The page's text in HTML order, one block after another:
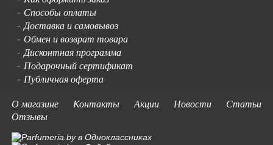
- Способы оплаты
-Доставка и самовывоз
- Обмен и возврат товара
-Дисконтная программа
- Подарочный сертификат
- Публичная оферта
О магазине
Контакты Акции Новости
Статьи
Отзывы